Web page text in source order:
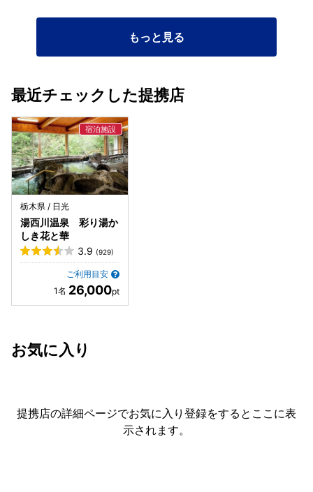
く、説明文もありません。カラオケルームは5部屋ありまし
たが、広い2部屋（最大10人、15人入れる程度）は暖房が入
っておらず極寒で事実上使えませんでした（空調スイッチは
響は良かったです。夕食後は小さめの3部屋は満室でした
た。 ◎温泉について 公式HPでは、内湯と露天風呂の組合せ
が分かりにくいですが、館内の温泉は下記の3ヶ所です。 1.
檜の湯「木の香と湯の香」＋露天風呂「眺めと湯の香」【男
女別で入替無し】 2.大浴場「のんびりとゆったりの湯」＋露
天風呂「川風と湯けむり」【男女別で入替無し】 3.岩風呂
「涼風と岩の湯」【1ケ所しか無い内湯を朝夕男女交代で利
用】 お湯は無色無臭ですが、露天風呂の「眺めと湯の香」だ
けは源泉が濃いのか、ほんのり硫黄の香がして良いお湯でし
た。男性用は眺めも良く開放感があり、とても気持ちが良か
ったです。ただし、急な石の階段を10段くらい降りる必要が
あるので、ご高齢の方にはオススメ出来ません。 ◎総評 オ
ールインクルーシブ化して日が浅く、オペレーションがまだ
上手くいっていない感じがします。オールインクルーシブで
な感想です。 人件費高騰で従来のフルサービスを安価で行う
のが難しいのは分かります。あと少しの工夫と気遣いで、宿
🫨 ・夕食の時も、会場に飲み放題がありました。 ・夕食後
にロビーで小さいケーキやコーヒーゼリー、パンナコッタが
準備されていました。夕食はボリューム満点なので、丁度い
「食事」 ・夕食は囲炉裏の食事会場で、お狩場焼きを体験で
でスムーズにできました！ 料理は品数豊富でビックリ！どれ
も細部まで手が込んだお料理で最高でした。お鍋には栃木県
産のブランド牛のお肉が入っていました！ 別注でブランド牛
の鉄板焼きを頼みましたが、これまた絶品でしたよ！ ・ま
た、子供がお箸を落としてしまった際、スタッフさんが飛ん
できてくれて、すぐさま新しいお箸を持ってきてくださいま
した。素晴らしいホスピタリティ♫ ・飲み物はオールインク
ルーシブの所に書きました通り、ドリンクバーやお酒が飲み
放題です。ご飯、お酒が進む料理で、めちゃくちゃ満腹にな
り、最高です。 ・朝食も品数豊富でビックリ！好きな具材を
自分で取って食べるお鍋もあって、こちらはブランド豚のお
肉がありました！正直、朝食だから夕飯のような手が込んだ
ものは出て来ないだろうと油断していましたが、とんでもな
「その他」 ・有料のバーIKKONでは栃木県産のお酒など楽
しめました！こちらもスタッフの方の対応も最高でした ・外
ムやボードゲームを無料で貸してくれます。ホントいたれり
もっと見る
最近チェックした提携店
栃木県 / 日光
湯西川温泉 彩り湯か
しき花と華
3.9 (929)
ご利用目安
26,000
お気に入り
提携店の詳細ページでお気に入り登録をすると ここに表
示されます。